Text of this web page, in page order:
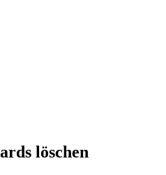
löschen